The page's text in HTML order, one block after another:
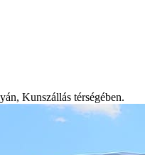
Kunszállás térségében.